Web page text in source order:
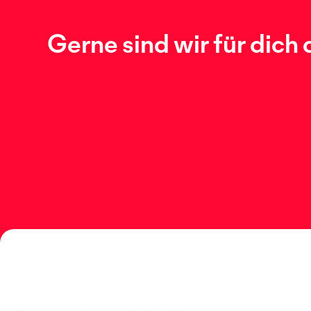
Gerne sind wir für dich